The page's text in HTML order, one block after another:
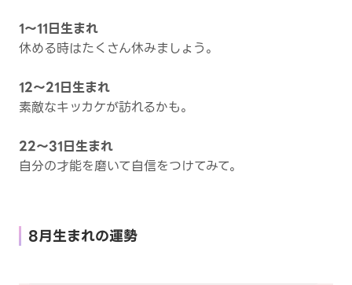
1～11日生まれ
休める時はたくさん休みましょう。
12～21日生まれ
素敵なキッカケが訪れるかも。
22～31日生まれ
自分の才能を磨いて自信をつけてみて。
8月生まれの運勢